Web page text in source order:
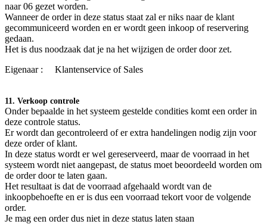
naar 06 gezet worden.
Wanneer de order in deze status staat zal er niks naar de klant
gecommuniceerd worden en er wordt geen inkoop of reservering
gedaan.
Het is dus noodzaak dat je na het wijzigen de order door zet.
Eigenaar :
​Klantenservice of Sales
11. Verkoop controle
Onder bepaalde in het systeem gestelde condities komt een order in
deze controle status.
Er wordt dan gecontroleerd of er extra handelingen nodig zijn voor
deze order of klant.
In deze status wordt er wel gereserveerd, maar de voorraad in het
systeem wordt niet aangepast, de status moet beoordeeld worden om
de order door te laten gaan.
Het resultaat is dat de voorraad afgehaald wordt van de
inkoopbehoefte en er is dus een voorraad tekort voor de volgende
order.
Je mag een order dus niet in deze status laten staan